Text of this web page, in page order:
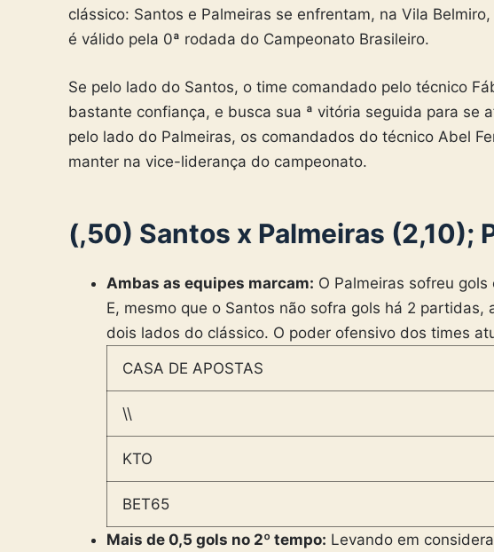
clássico: Santos e Palmeiras se enfrentam, na Vila
é válido pela 0ª rodada do Campeonato Brasileiro.
Se pelo lado do Santos, o time comandado pelo técnico
bastante confiança, e busca sua ª vitória seguida para se
pelo lado do Palmeiras, os comandados do técnico Abel
manter na vice-liderança do campeonato.
(,50) Santos x Palmeiras (2,10);
Ambas as equipes marcam: O Palmeiras sofreu
E, mesmo que o Santos não sofra gols há 2
dois lados do clássico. O poder ofensivo dos times
CASA DE APOSTAS
\\
KTO
BET65
Mais de 0,5 gols no 2º tempo: Levando em